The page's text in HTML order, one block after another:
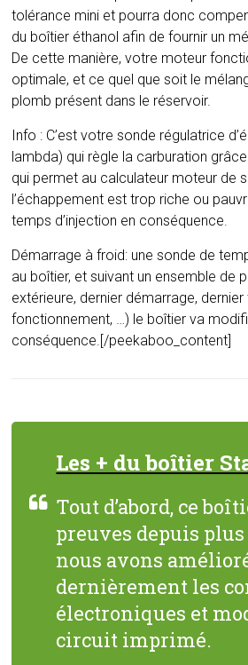
tolérance mini et pourra donc
du boîtier éthanol afin de fournir un
De cette manière, votre moteur
optimale, et ce quel que soit le
plomb présent dans le réservoir.
Info : C’est votre sonde régulatrice
lambda) qui règle la carburation
qui permet au calculateur moteur de
l’échappement est trop riche ou
temps d’injection en conséquence.
Démarrage à froid: une sonde de
au boîtier, et suivant un ensemble de
extérieure, dernier démarrage,
fonctionnement, …) le boîtier va
conséquence.[/peekaboo_content]
Les + du boîtier
Tout d’abord, ce
preuves depuis plus
nous avons
dernièrement les
électroniques et
circuit imprimé.